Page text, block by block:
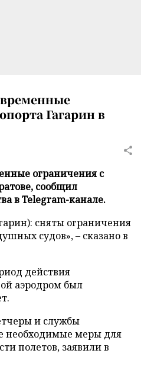
Гагарин в
ограничения с
сообщил
в Telegram-канале.
сняты ограничения
судов», – сказано в
действия
аэродром был
и службы
необходимые меры для
полетов, заявили в